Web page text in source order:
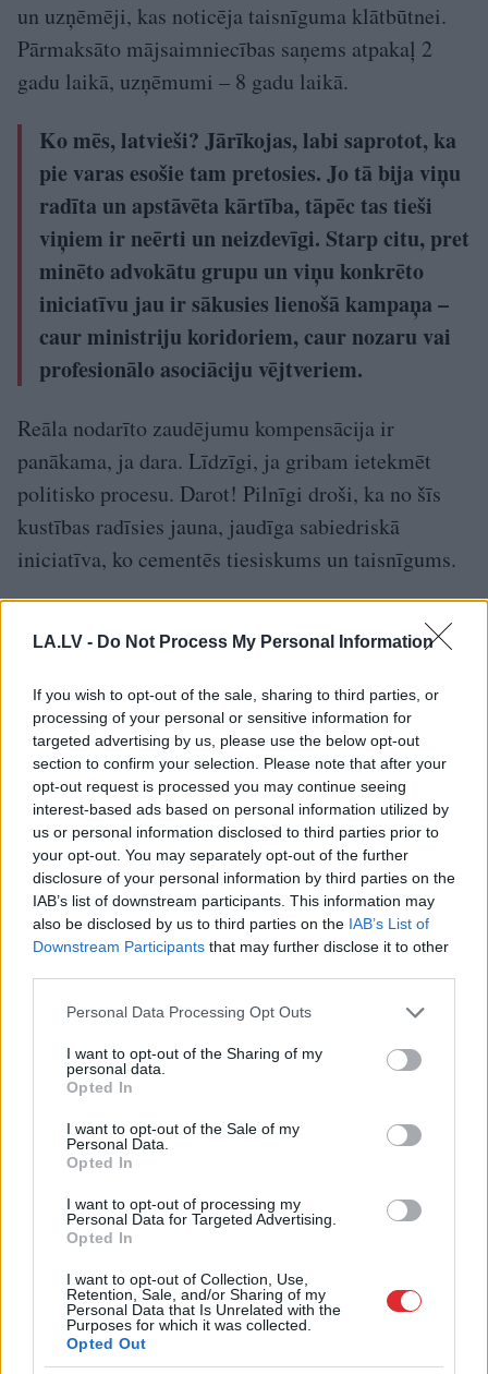
LA.LV - Do Not Process My Personal Information
If you wish to opt-out of the sale, sharing to third parties, or
processing of your personal or sensitive information for
targeted advertising by us, please use the below opt-out
section to confirm your selection. Please note that after your
opt-out request is processed you may continue seeing
interest-based ads based on personal information utilized by
us or personal information disclosed to third parties prior to
your opt-out. You may separately opt-out of the further
disclosure of your personal information by third parties on the
IAB’s list of downstream participants. This information may
also be disclosed by us to third parties on the IAB’s List of
Downstream Participants that may further disclose it to other
Please note that this website/app uses one or more Google
not limited to your visit or usage behaviour. You may click to
grant or deny consent to Google and its third-party tags to
use your data for below specified purposes in below Google
consent section.
Personal Data Processing Opt Outs
I want to opt-out of the Sharing of my
personal data.
Opted In
I want to opt-out of the Sale of my
Personal Data.
Opted In
I want to opt-out of processing my
Personal Data for Targeted Advertising.
Opted In
I want to opt-out of Collection, Use,
Retention, Sale, and/or Sharing of my
Personal Data that Is Unrelated with the
Purposes for which it was collected.
Opted Out
un uzņēmēji, kas noticēja taisnīguma klātbūtnei.
Pārmaksāto mājsaimniecības saņems atpakaļ 2
gadu laikā, uzņēmumi – 8 gadu laikā.
Ko mēs, latvieši? Jārīkojas, labi saprotot, ka
pie varas esošie tam pretosies. Jo tā bija viņu
radīta un apstāvēta kārtība, tāpēc tas tieši
viņiem ir neērti un neizdevīgi. Starp citu, pret
minēto advokātu grupu un viņu konkrēto
iniciatīvu jau ir sākusies lienošā kampaņa –
caur ministriju koridoriem, caur nozaru vai
profesionālo asociāciju vējtveriem.
Reāla nodarīto zaudējumu kompensācija ir
panākama, ja dara. Līdzīgi, ja gribam ietekmēt
politisko procesu. Darot! Pilnīgi droši, ka no šīs
kustības radīsies jauna, jaudīga sabiedriskā
iniciatīva, ko cementēs tiesiskums un taisnīgums.
Tieši tādā valstī mēs visi gribam dzīvot.
autora subjektīvais viedoklis, kas var nesakrist ar
redakcijas viedokli.
TĒMAS
Armands Puče obligātā iepirkuma komponente
LA.LV Google ziņās Pievienot
SAISTĪTIE RAKSTI
ArmandsPuče: “AirBaltic”
mēslu smaka patiešām nāk no
vairāk sāk izskatīties pēc
Jeruzālemes aitu gana, nevis
ArmandsPuče publiskojis
sirsnīgus foto ar savu sievu un